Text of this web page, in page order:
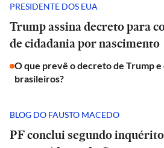
PRESIDENTE DOS EUA
Trump assina decreto para
de cidadania por nascimento
O que prevê o decreto de Trump
brasileiros?
BLOG DO FAUSTO MACEDO
PF conclui segundo